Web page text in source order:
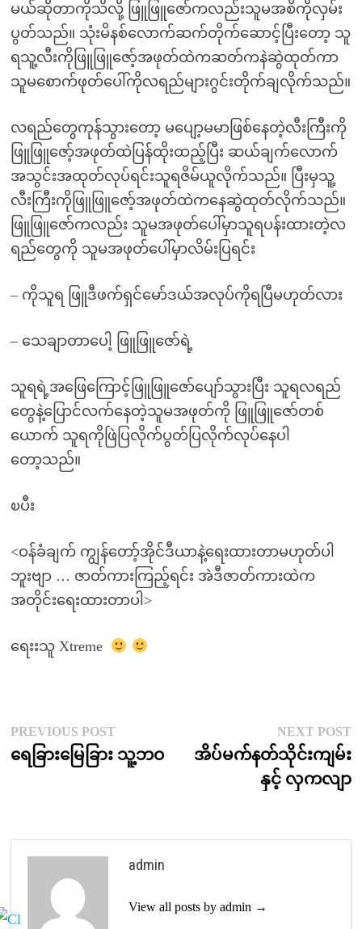
မယ်ဆိုတာကိုသိလို့ ဖြူဖြူဇော်ကလည်းသူမအစိကိုလှမ်း
ပွတ်သည်။ သုံးမိနစ်လောက်ဆက်တိုက်ဆောင့်ပြီးတော့ သူ
ရသူ့လီးကိုဖြူဖြူဇော့်အဖုတ်ထဲကဆတ်ကနဲဆွဲထုတ်ကာ
သူမစောက်ဖုတ်ပေါ်ကိုလရည်များဂွင်းတိုက်ချလိုက်သည်။
လရည်တွေကုန်သွားတော့ မပျော့မမာဖြစ်နေတဲ့လီးကြီးကို
ဖြူဖြူဇော့်အဖုတ်ထဲပြန်ထိုးထည့်ပြီး ဆယ်ချက်လောက်
အသွင်းအထုတ်လုပ်ရင်းသူရဇိမ်ယူလိုက်သည်။ ပြီးမှသူ့
လီးကြီးကိုဖြူဖြူဇော့်အဖုတ်ထဲကနေဆွဲထုတ်လိုက်သည်။
ဖြူဖြူဇော်ကလည်း သူမအဖုတ်ပေါ်မှာသူရပန်းထားတဲ့လ
ရည်တွေကို သူမအဖုတ်ပေါ်မှာလိမ်းပြရင်း
– ကိုသူရ ဖြူဒီဖက်ရှင်မော်ဒယ်အလုပ်ကိုရပြီမဟုတ်လား
– သေချာတာပေါ့ ဖြူဖြူဇော်ရဲ့
သူရရဲ့အဖြေကြောင့်ဖြူဖြူဇော်ပျော်သွားပြီး သူရလရည်
တွေနဲ့ပြောင်လက်နေတဲ့သူမအဖုတ်ကို ဖြူဖြူဇော်တစ်
ယောက် သူရကိုဖြဲပြလိုက်ပွတ်ပြလိုက်လုပ်နေပါ
တော့သည်။
ၿပီး
<ဝန်ခံချက် ကျွန်တော့်အိုင်ဒီယာနဲ့ရေးထားတာမဟုတ်ပါ
ဘူးဗျာ … ဇာတ်ကားကြည့်ရင်း အဲဒီဇာတ်ကားထဲက
အတိုင်းရေးထားတာပါ>
ရေးးသူ Xtreme
Post
navigation
PREVIOUS POSTPrevious
post:
ရေခြားမြေခြား သူ့ဘဝ
NEXT POST
အိပ်မက်နတ်သိုင်းကျမ်း
နှင့် လှကလျာ
admin
View all posts by admin →